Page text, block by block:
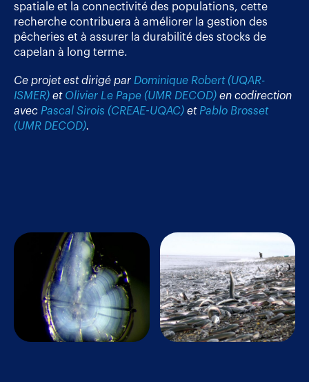
spatiale et la connectivité des populations, cette
recherche contribuera à améliorer la gestion des
pêcheries et à assurer la durabilité des stocks de
capelan à long terme.
Ce projet est dirigé par Dominique Robert (UQAR-
ISMER) et Olivier Le Pape (UMR DECOD) en codirection
avec Pascal Sirois (CREAE-UQAC) et Pablo Brosset
(UMR DECOD).